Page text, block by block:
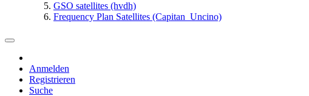
GSO satellites (hvdh)
Frequency Plan Satellites (Capitan_Uncino)
Anmelden
Registrieren
Suche